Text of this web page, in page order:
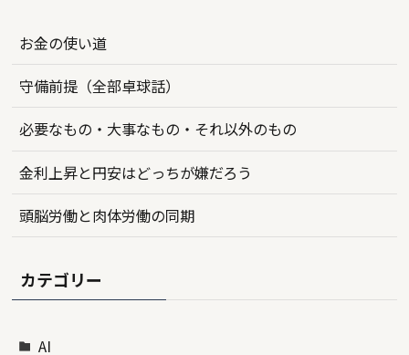
お金の使い道
守備前提（全部卓球話）
必要なもの・大事なもの・それ以外のもの
金利上昇と円安はどっちが嫌だろう
頭脳労働と肉体労働の同期
カテゴリー
AI